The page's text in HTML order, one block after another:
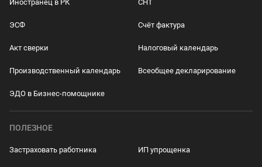
Иностранец в РК СНТ
ЭСФ Счёт фактура
Акт сверки Налоговый календарь
Производственный календарь Всеобщее декларирование
ЭДО в Бизнес-помощнике
ПОЛЕЗНОЕ
Застраховать работника ИП упрощенка